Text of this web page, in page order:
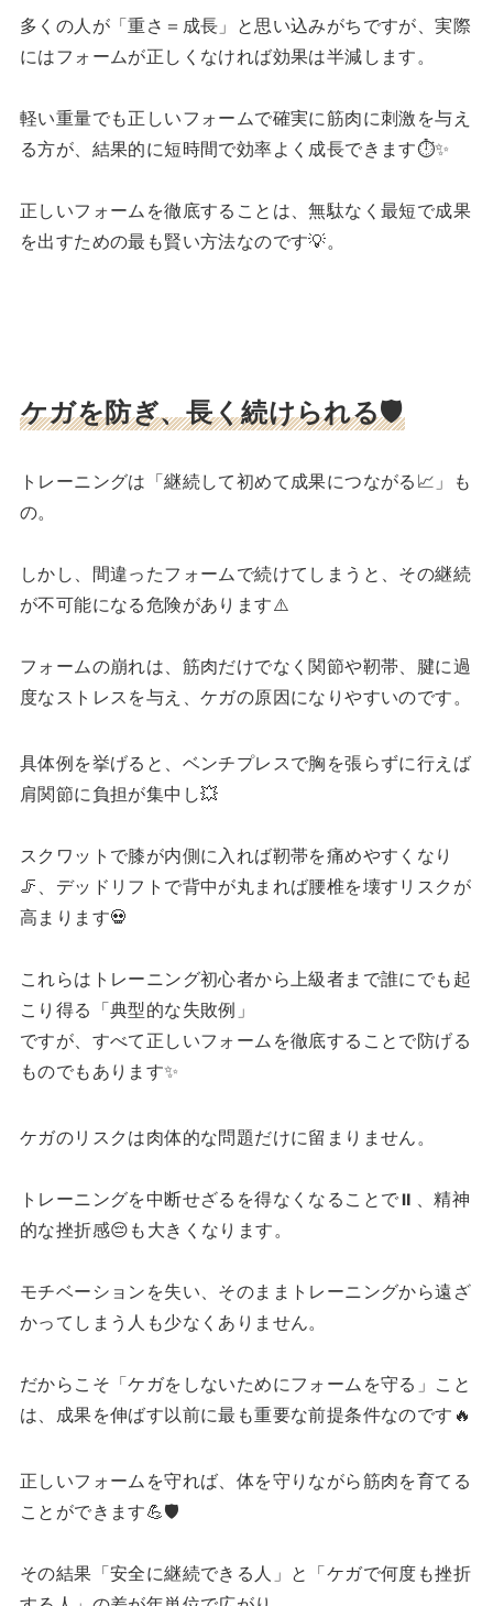
多くの人が「重さ＝成長」と思い込みがちですが、実際
にはフォームが正しくなければ効果は半減します。
軽い重量でも正しいフォームで確実に筋肉に刺激を与え
る方が、結果的に短時間で効率よく成長できます⏱️✨
正しいフォームを徹底することは、無駄なく最短で成果
を出すための最も賢い方法なのです💡。
ケガを防ぎ、長く続けられる🛡️
トレーニングは「継続して初めて成果につながる📈」も
の。
しかし、間違ったフォームで続けてしまうと、その継続
が不可能になる危険があります⚠️
フォームの崩れは、筋肉だけでなく関節や靭帯、腱に過
度なストレスを与え、ケガの原因になりやすいのです。
具体例を挙げると、ベンチプレスで胸を張らずに行えば
肩関節に負担が集中し💥
スクワットで膝が内側に入れば靭帯を痛めやすくなり
🦵、デッドリフトで背中が丸まれば腰椎を壊すリスクが
高まります💀
これらはトレーニング初心者から上級者まで誰にでも起
こり得る「典型的な失敗例」
ですが、すべて正しいフォームを徹底することで防げる
ものでもあります✨
ケガのリスクは肉体的な問題だけに留まりません。
トレーニングを中断せざるを得なくなることで⏸️、精神
的な挫折感😔も大きくなります。
モチベーションを失い、そのままトレーニングから遠ざ
かってしまう人も少なくありません。
だからこそ「ケガをしないためにフォームを守る」こと
は、成果を伸ばす以前に最も重要な前提条件なのです🔥
正しいフォームを守れば、体を守りながら筋肉を育てる
ことができます💪🛡️
その結果「安全に継続できる人」と「ケガで何度も挫折